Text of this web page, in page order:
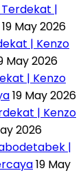
|
19 May 2026
| Kenzo
May 2026
| Kenzo
19 May 2026
| Kenzo
2026
|
19 May